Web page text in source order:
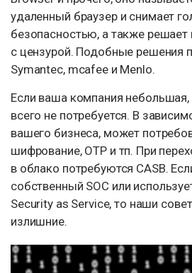
удаленный браузер и снимает
безопасностью, а также решает
с цензурой. Подобные решения
Symantec, mcafee и Menlo.
Если ваша компания небольшая,
всего не потребуется. В
вашего бизнеса, может
шифрование, OTP и тп. При
в облако потребуются CASB.
собственный SOC или
Security as Service, то наши
излишние.